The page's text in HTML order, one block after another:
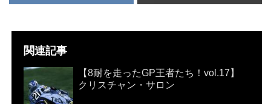
関連記事
【8耐を走ったGP王者たち！vol.17】
クリスチャン・サロン